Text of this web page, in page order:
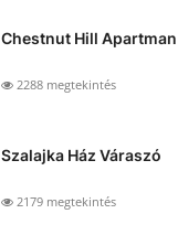
Chestnut Hill
2288 megtekintés
Szalajka Ház Váraszó
2179 megtekintés